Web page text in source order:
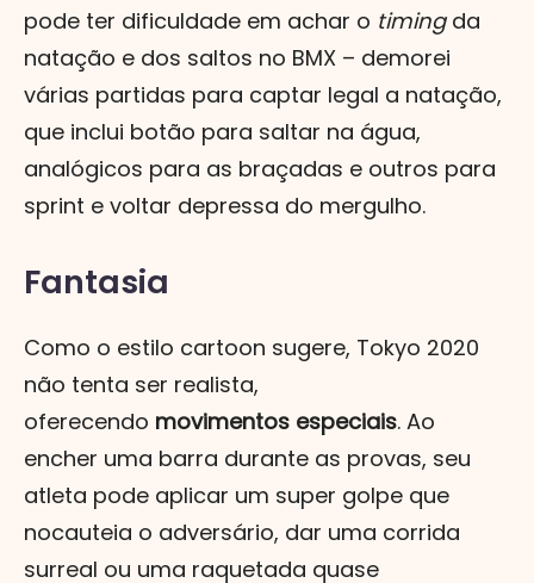
pode ter dificuldade em achar o timingda
natação e dos saltos no BMX – demorei
várias partidas para captar legal a natação,
que inclui botão para saltar na água,
analógicos para as braçadas e outros para
sprint e voltar depressa do mergulho.
Fantasia
Como o estilo cartoon sugere, Tokyo 2020
não tenta ser realista,
oferecendo movimentos especiais. Ao
encher uma barra durante as provas, seu
atleta pode aplicar um super golpe que
nocauteia o adversário, dar uma corrida
surreal ou uma raquetada quase